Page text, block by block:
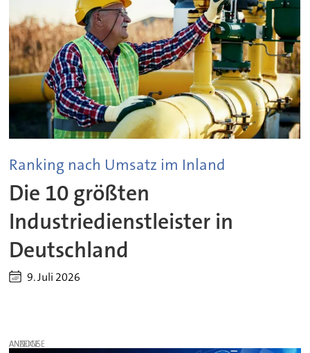
Ranking nach Umsatz im Inland
Die 10 größten
Industriedienstleister in
Deutschland
9. Juli 2026
ANZEIGE